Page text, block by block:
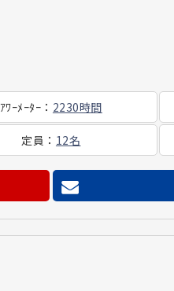
ｱﾜｰﾒｰﾀｰ ： 2230時間
定員 ： 12名